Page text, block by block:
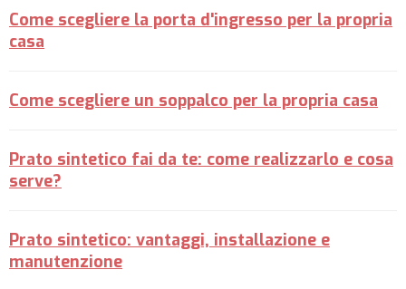
Come scegliere la porta d'ingresso per la propria
casa
Come scegliere un soppalco per la propria casa
Prato sintetico fai da te: come realizzarlo e cosa
serve?
Prato sintetico: vantaggi, installazione e
manutenzione